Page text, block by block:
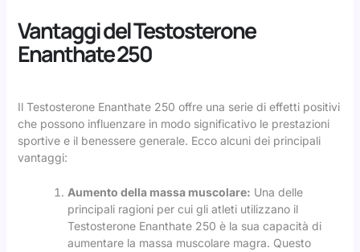
Vantaggi del Testosterone
Enanthate 250
Il Testosterone Enanthate 250 offre una serie di effetti positivi
che possono influenzare in modo significativo le prestazioni
sportive e il benessere generale. Ecco alcuni dei principali
vantaggi:
Aumento della massa muscolare: Una delle
principali ragioni per cui gli atleti utilizzano il
Testosterone Enanthate 250 è la sua capacità di
aumentare la massa muscolare magra. Questo